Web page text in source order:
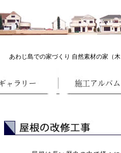
あわじ島での家づくり 自然素材の家（木